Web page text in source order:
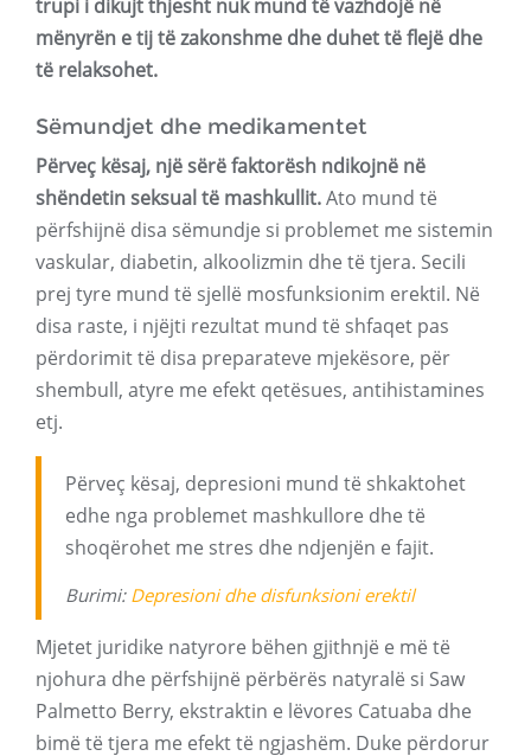
trupi i dikujt thjesht nuk mund të vazhdojë në
mënyrën e tij të zakonshme dhe duhet të flejë dhe
të relaksohet.
Sëmundjet dhe medikamentet
Përveç kësaj, një sërë faktorësh ndikojnë në
shëndetin seksual të mashkullit.Ato mund të
përfshijnë disa sëmundje si problemet me sistemin
vaskular, diabetin, alkoolizmin dhe të tjera. Secili
prej tyre mund të sjellë mosfunksionim erektil. Në
disa raste, i njëjti rezultat mund të shfaqet pas
përdorimit të disa preparateve mjekësore, për
shembull, atyre me efekt qetësues, antihistamines
etj.
Përveç kësaj, depresioni mund të shkaktohet
edhe nga problemet mashkullore dhe të
shoqërohet me stres dhe ndjenjën e fajit.
Burimi: Depresioni dhe disfunksioni erektil
Mjetet juridike natyrore bëhen gjithnjë e më të
njohura dhe përfshijnë përbërës natyralë si Saw
Palmetto Berry, ekstraktin e lëvores Catuaba dhe
bimë të tjera me efekt të ngjashëm. Duke përdorur